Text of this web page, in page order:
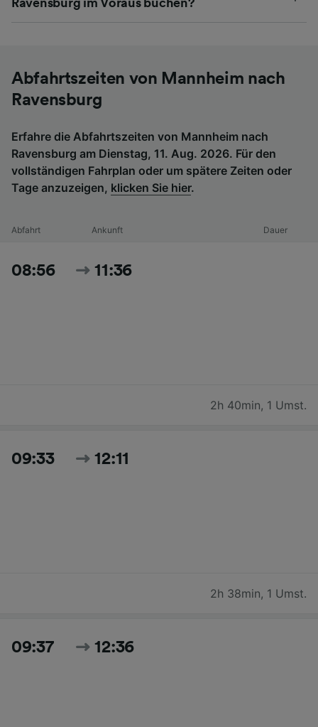
Ravensburg im Voraus buchen?
Abfahrtszeiten von Mannheim nach
Ravensburg
Erfahre die Abfahrtszeiten von Mannheim nach
Ravensburg am Dienstag, 11. Aug. 2026. Für den
vollständigen Fahrplan oder um spätere Zeiten oder
Tage anzuzeigen, klicken Sie hier.
Abfahrt Ankunft Dauer
08:56 11:36
2h 40min, 1 Umst.
09:33 12:11
2h 38min, 1 Umst.
09:37 12:36